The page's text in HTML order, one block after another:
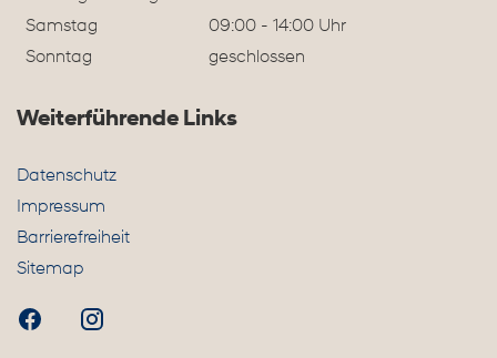
Samstag
09:00 - 14:00 Uhr
Sonntag
geschlossen
Weiterführende Links
Datenschutz
Impressum
Barrierefreiheit
Sitemap